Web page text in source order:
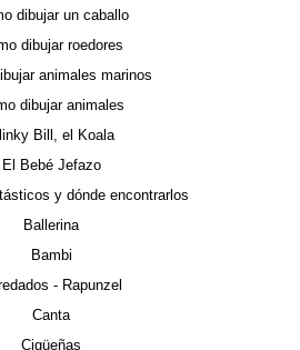
dibujar un caballo
dibujar roedores
animales marinos
dibujar animales
Bill, el Koala
El Bebé Jefazo
y dónde encontrarlos
Ballerina
Bambi
- Rapunzel
Canta
Cigüeñas